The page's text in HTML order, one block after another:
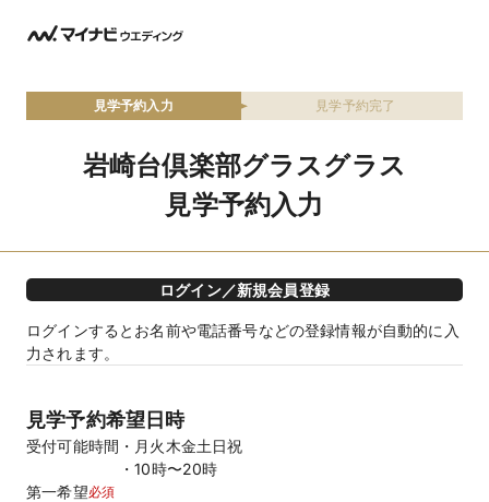
見学予約入力 見学予約完了
岩崎台倶楽部グラスグラス
見学予約入力
ログイン／新規会員登録
ログインするとお名前や電話番号などの登録情報が自動的に入
力されます。
見学予約希望日時
受付可能時間
月火木金土日祝
10時〜20時
第一希望必須